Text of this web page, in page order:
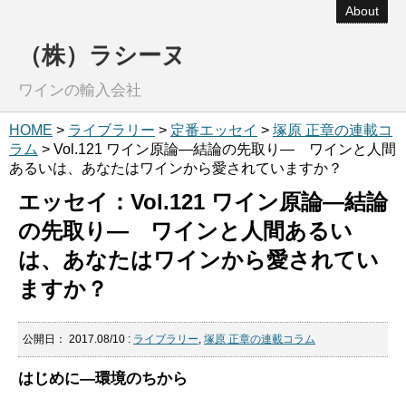
About
（株）ラシーヌ
ワインの輸入会社
HOME > ライブラリー > 定番エッセイ > 塚原 正章の連載コ
ラム > Vol.121 ワイン原論―結論の先取り― ワインと人間
あるいは、あなたはワインから愛されていますか？
エッセイ：Vol.121 ワイン原論―結論
の先取り― ワインと人間あるい
は、あなたはワインから愛されてい
ますか？
公開日： 2017.08/10 : ライブラリー, 塚原 正章の連載コラム
はじめに―環境のちから